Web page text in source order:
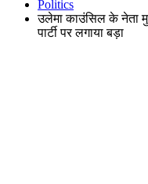
Politics
उलेमा काउंसिल के नेता
पार्टी पर लगाया बड़ा